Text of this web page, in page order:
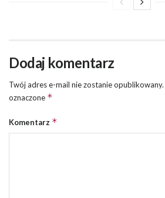
Dodaj komentarz
Twój adres e-mail nie zostanie opublikowany.
oznaczone *
Komentarz *